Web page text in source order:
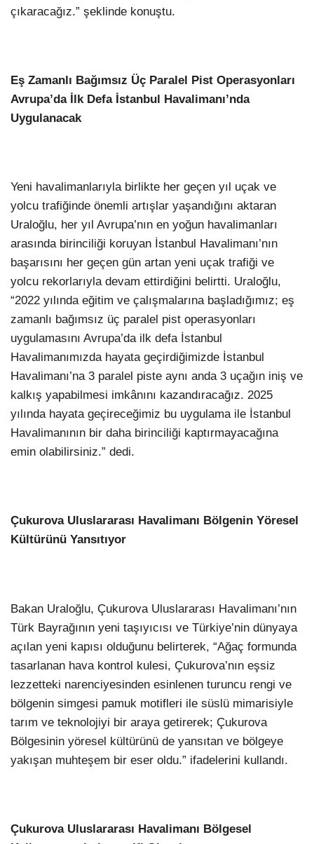
çıkaracağız.” şeklinde konuştu.
Eş Zamanlı Bağımsız Üç Paralel Pist Operasyonları
Avrupa’da İlk Defa İstanbul Havalimanı’nda
Uygulanacak
Yeni havalimanlarıyla birlikte her geçen yıl uçak ve
yolcu trafiğinde önemli artışlar yaşandığını aktaran
Uraloğlu, her yıl Avrupa’nın en yoğun havalimanları
arasında birinciliği koruyan İstanbul Havalimanı’nın
başarısını her geçen gün artan yeni uçak trafiği ve
yolcu rekorlarıyla devam ettirdiğini belirtti. Uraloğlu,
“2022 yılında eğitim ve çalışmalarına başladığımız; eş
zamanlı bağımsız üç paralel pist operasyonları
uygulamasını Avrupa’da ilk defa İstanbul
Havalimanımızda hayata geçirdiğimizde İstanbul
Havalimanı’na 3 paralel piste aynı anda 3 uçağın iniş ve
kalkış yapabilmesi imkânını kazandıracağız. 2025
yılında hayata geçireceğimiz bu uygulama ile İstanbul
Havalimanının bir daha birinciliği kaptırmayacağına
emin olabilirsiniz.” dedi.
Çukurova Uluslararası Havalimanı Bölgenin Yöresel
Kültürünü Yansıtıyor
Bakan Uraloğlu, Çukurova Uluslararası Havalimanı’nın
Türk Bayrağının yeni taşıyıcısı ve Türkiye’nin dünyaya
açılan yeni kapısı olduğunu belirterek, “Ağaç formunda
tasarlanan hava kontrol kulesi, Çukurova’nın eşsiz
lezzetteki narenciyesinden esinlenen turuncu rengi ve
bölgenin simgesi pamuk motifleri ile süslü mimarisiyle
tarım ve teknolojiyi bir araya getirerek; Çukurova
Bölgesinin yöresel kültürünü de yansıtan ve bölgeye
yakışan muhteşem bir eser oldu.” ifadelerini kullandı.
Çukurova Uluslararası Havalimanı Bölgesel